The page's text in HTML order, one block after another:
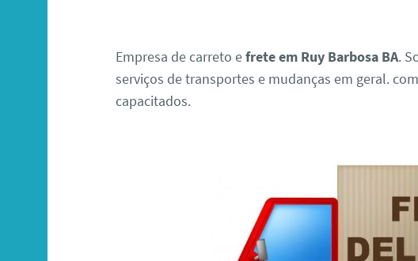
Empresa de carreto efrete em Ruy Barbosa BA.
serviços de transportes e mudanças em geral.
capacitados.